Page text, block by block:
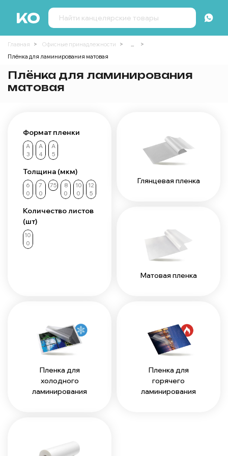
Главная Офисные принадлежности
...
Плёнка для ламинирования матовая
Плёнка для ламинирования
матовая
Формат пленки
А
3
А
4
А
5
Толщина (мкм)
6
0
7
0
75
8
0
10
0
12
5
Количество листов
(шт)
10
0
Глянцевая пленка
Матовая пленка
Пленка для
холодного
ламинирования
Пленка для
горячего
ламинирования